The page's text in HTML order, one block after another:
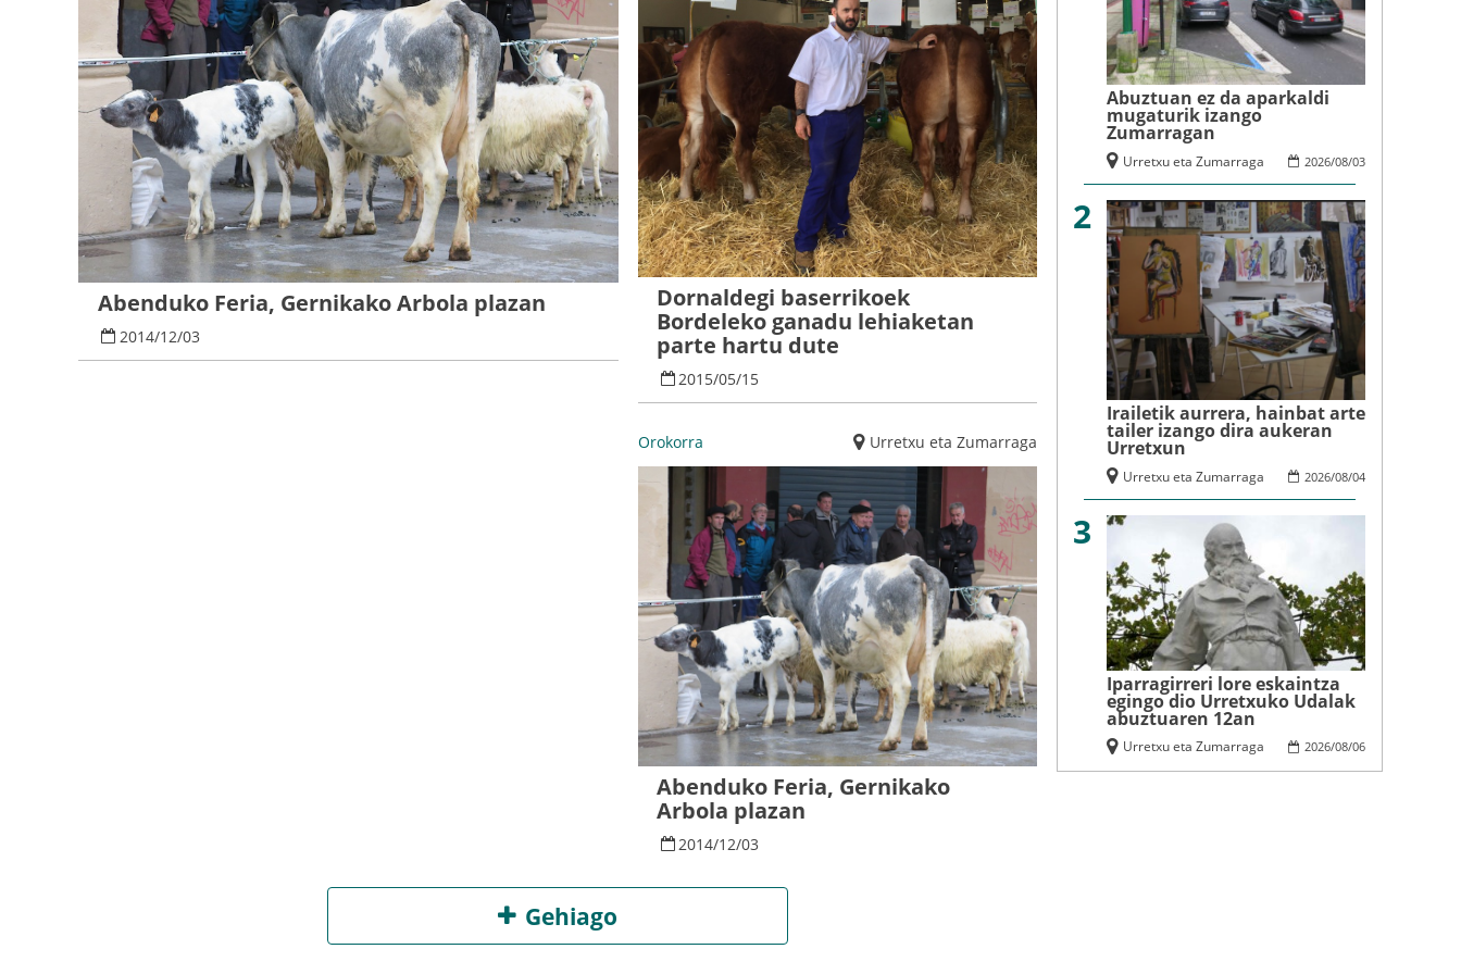
Abenduko Feria, Gernikako Arbola plazan
2014/12/03
Dornaldegi baserrikoek
Bordeleko ganadu lehiaketan
parte hartu dute
2015/05/15
Orokorra Urretxu eta Zumarraga
Abenduko Feria, Gernikako
Arbola plazan
2014/12/03
Gehiago
Abuztuan ez da aparkaldi
mugaturik izango
Zumarragan
2026/08/03
Urretxu eta Zumarraga
2
Irailetik aurrera, hainbat arte
tailer izango dira aukeran
Urretxun
2026/08/04
Urretxu eta Zumarraga
3
Iparragirreri lore eskaintza
egingo dio Urretxuko Udalak
abuztuaren 12an
2026/08/06
Urretxu eta Zumarraga